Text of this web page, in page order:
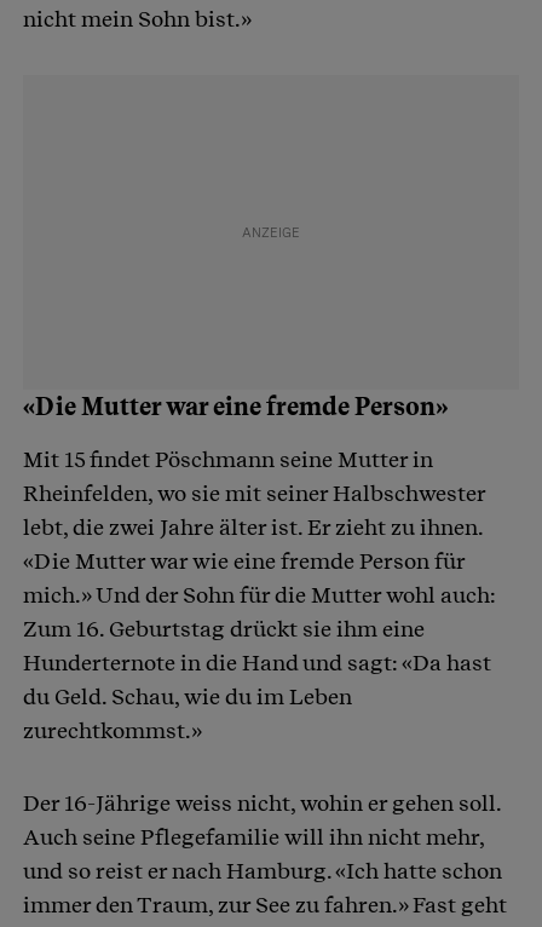
nicht mein Sohn bist.»
«Die Mutter war eine fremde Person»
Mit 15 findet Pöschmann seine Mutter in
Rheinfelden, wo sie mit seiner Halbschwester
lebt, die zwei Jahre älter ist. Er zieht zu ihnen.
«Die Mutter war wie eine fremde Person für
mich.» Und der Sohn für die Mutter wohl auch:
Zum 16. Geburtstag drückt sie ihm eine
Hunderternote in die Hand und sagt: «Da hast
du Geld. Schau, wie du im Leben
zurechtkommst.»
Der 16-Jährige weiss nicht, wohin er gehen soll.
Auch seine Pflegefamilie will ihn nicht mehr,
und so reist er nach Hamburg. «Ich hatte schon
immer den Traum, zur See zu fahren.» Fast geht